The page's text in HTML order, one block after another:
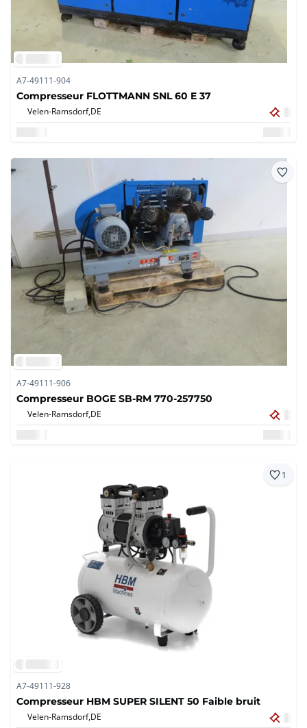
A7-49111-904
Compresseur FLOTTMANN SNL 60 E 37
Velen-Ramsdorf,DE
A7-49111-906
Compresseur BOGE SB-RM 770-257750
Velen-Ramsdorf,DE
1
A7-49111-928
Compresseur HBM SUPER SILENT 50 Faible bruit
Velen-Ramsdorf,DE